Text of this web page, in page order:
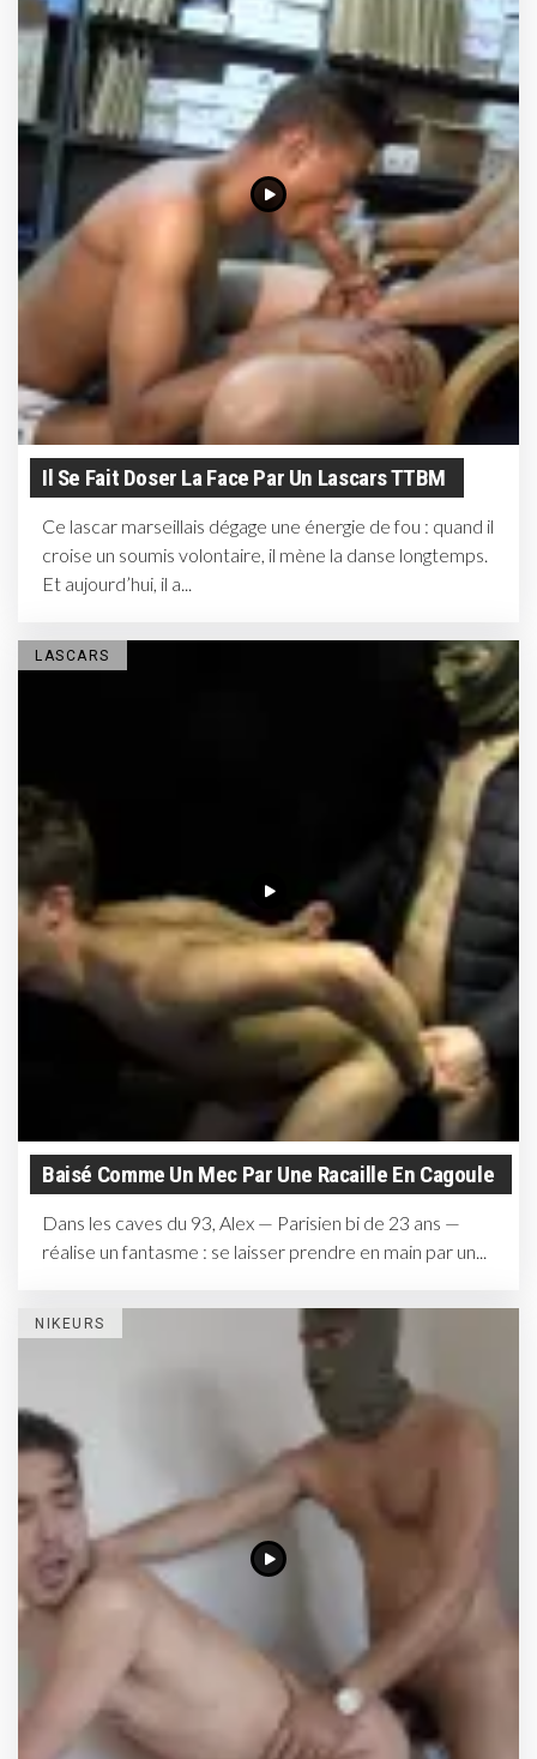
Il Se Fait Doser La Face Par Un Lascars TTBM
Ce lascar marseillais dégage une énergie de fou : quand il
croise un soumis volontaire, il mène la danse longtemps.
Et aujourd’hui, il a...
LASCARS
Baisé Comme Un Mec Par Une Racaille En Cagoule
Dans les caves du 93, Alex — Parisien bi de 23 ans —
réalise un fantasme : se laisser prendre en main par un...
NIKEURS